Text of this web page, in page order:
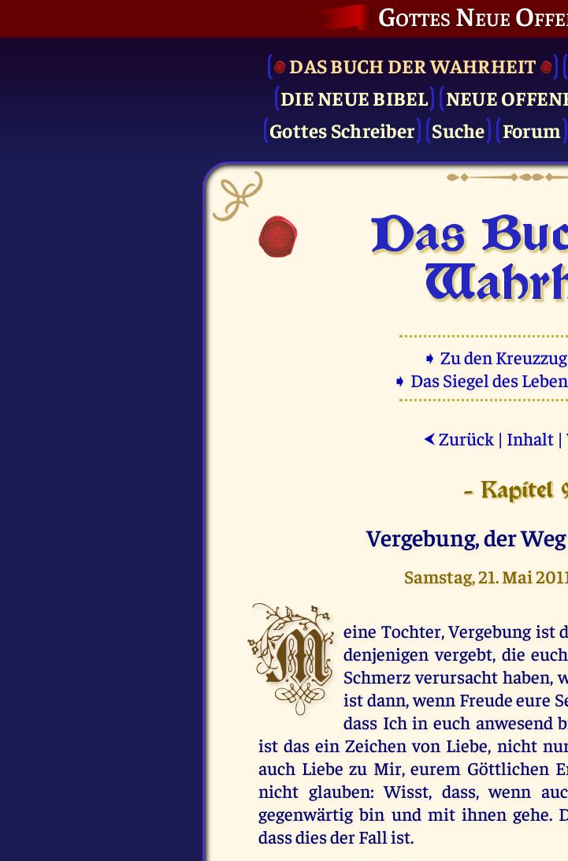
Gottes Neue
DAS BUCH DER WAHRHEIT
DIE NEUE BIBEL
NEUE
Gottes Schreiber
Suche Forum
Das
➧ Zu den
➧ Das Siegel des
⮜ Zurück | Inhalt |
- Kapitel
Vergebung, der
Samstag, 21. Mai
M eine Tochter, Vergebung ist
denjenigen vergebt, die
Schmerz verursacht haben,
ist dann, wenn Freude eure
dass Ich in euch anwesend
ist das ein Zeichen von Liebe, nicht
auch Liebe zu Mir, eurem Göttlichen
nicht glauben: Wisst, dass, wenn
gegenwärtig bin und mit ihnen gehe.
dass dies der Fall ist.